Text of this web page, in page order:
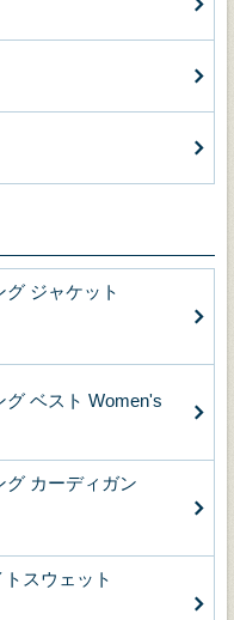
ジャケット
グ ベスト Women's
グ カーディガン
スウェット